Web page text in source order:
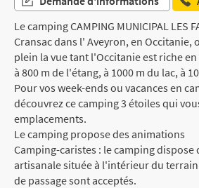
Le camping CAMPING MUNICIPAL LES
Cransac dans l' Aveyron, en Occitanie,
plein la vue tant l'Occitanie est riche
à 800 m de l'étang, à 1000 m du lac, à
Pour vos week-ends ou vacances en
découvrez ce camping 3 étoiles qui
emplacements.
Le camping propose des animations
Camping-caristes : le camping
artisanale située à l'intérieur du
de passage sont acceptés.